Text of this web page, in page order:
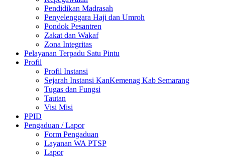
Pendidikan Madrasah
Penyelenggara Haji dan Umroh
Pondok Pesantren
Zakat dan Wakaf
Zona Integritas
Pelayanan Terpadu Satu Pintu
Profil
Profil Instansi
Sejarah Instansi KanKemenag Kab Semarang
Tugas dan Fungsi
Tautan
Visi Misi
PPID
Pengaduan / Lapor
Form Pengaduan
Layanan WA PTSP
Lapor